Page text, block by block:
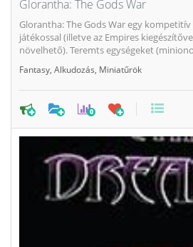
Glorantha: The Gods War
Glorantha: The Gods War egy
játékossal (illetve az Empires
növelhető). Teremts egységeket
Fantasy Alkudozás Miniatűrök
0